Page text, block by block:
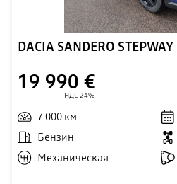
DACIA SANDERO
19 990 €
НДС 24%
7 000 км
Бензин
Механическая